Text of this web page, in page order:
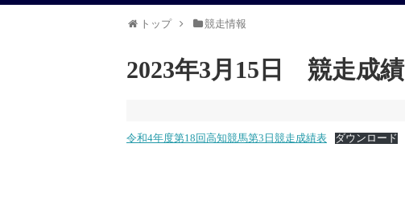
トップ 競走情報
2023年3月15日 競走成績
令和4年度第18回高知競馬第3日競走成績表 ダウンロード